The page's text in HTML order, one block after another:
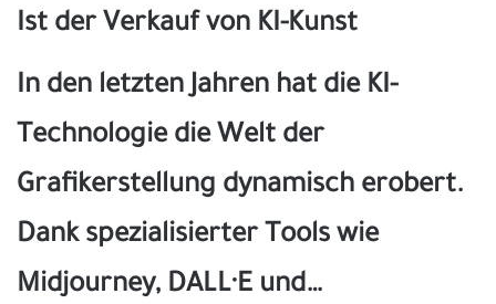
Ist der Verkauf von KI-Kunst
In den letzten Jahren hat die KI-
Technologie die Welt der
Grafikerstellung dynamisch erobert.
Dank spezialisierter Tools wie
Midjourney, DALL·E und…